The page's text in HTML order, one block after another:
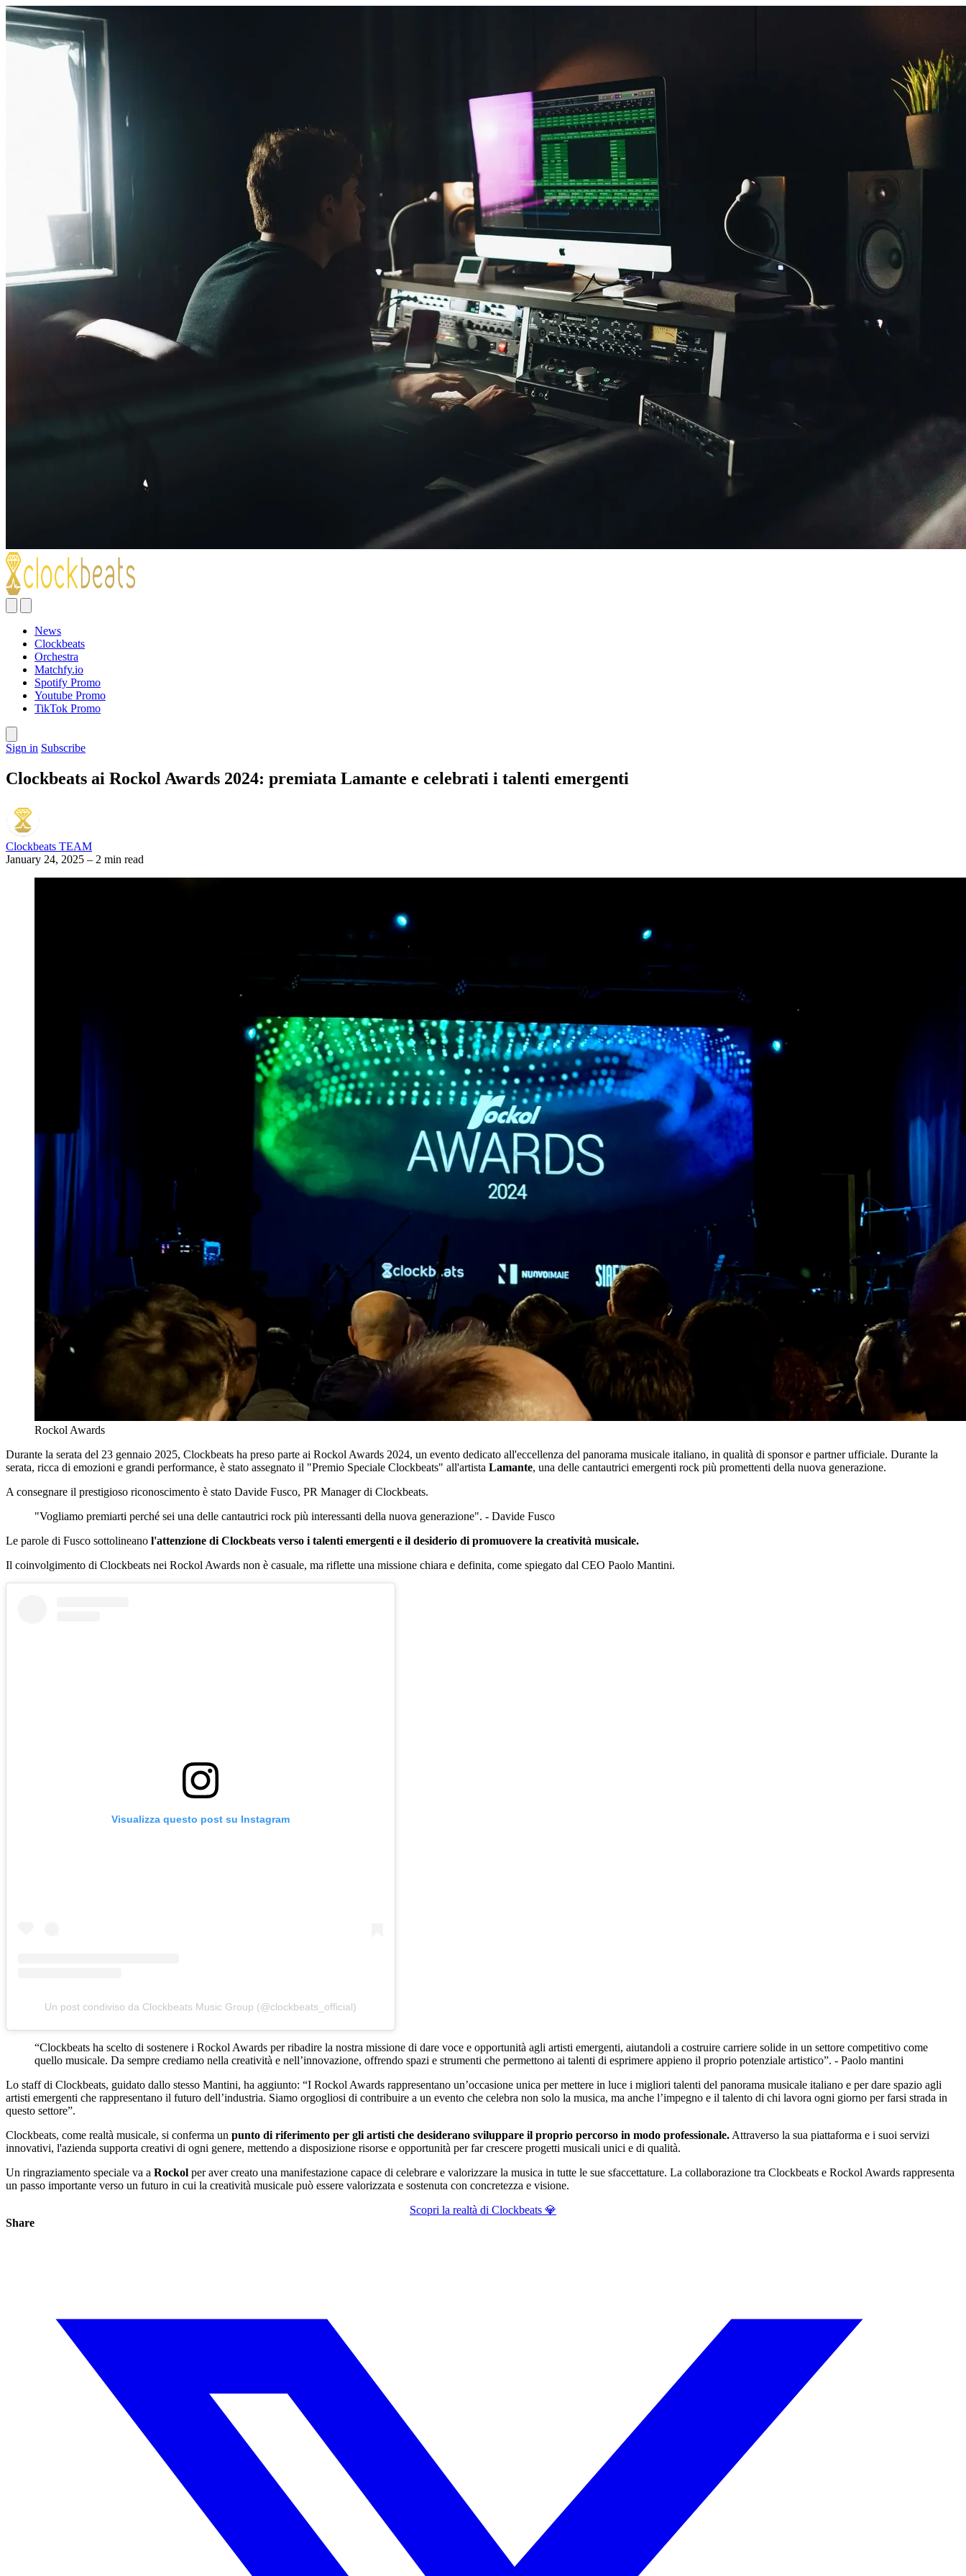
News
Clockbeats
Orchestra
Matchfy.io
Spotify Promo
Youtube Promo
TikTok Promo
Sign in Subscribe
Clockbeats ai Rockol Awards 2024: premiata Lamante e celebrati i talenti emergenti
Clockbeats TEAM
January 24, 2025 – 2 min read
Rockol Awards
Durante la serata del 23 gennaio 2025, Clockbeats ha preso parte ai Rockol Awards 2024, un evento dedicato all'eccellenza del panorama musicale italiano, in qualità di sponsor e partner ufficiale. Durante la
serata, ricca di emozioni e grandi performance, è stato assegnato il "Premio Speciale Clockbeats" all'artista Lamante, una delle cantautrici emergenti rock più promettenti della nuova generazione.
A consegnare il prestigioso riconoscimento è stato Davide Fusco, PR Manager di Clockbeats.
"Vogliamo premiarti perché sei una delle cantautrici rock più interessanti della nuova generazione". - Davide Fusco
Le parole di Fusco sottolineano l'attenzione di Clockbeats verso i talenti emergenti e il desiderio di promuovere la creatività musicale.
Il coinvolgimento di Clockbeats nei Rockol Awards non è casuale, ma riflette una missione chiara e definita, come spiegato dal CEO Paolo Mantini.
Visualizza questo post su Instagram
Un post condiviso da Clockbeats Music Group (@clockbeats_official)
“Clockbeats ha scelto di sostenere i Rockol Awards per ribadire la nostra missione di dare voce e opportunità agli artisti emergenti, aiutandoli a costruire carriere solide in un settore competitivo come
quello musicale. Da sempre crediamo nella creatività e nell’innovazione, offrendo spazi e strumenti che permettono ai talenti di esprimere appieno il proprio potenziale artistico”. - Paolo mantini
Lo staff di Clockbeats, guidato dallo stesso Mantini, ha aggiunto: “I Rockol Awards rappresentano un’occasione unica per mettere in luce i migliori talenti del panorama musicale italiano e per dare spazio agli
artisti emergenti che rappresentano il futuro dell’industria. Siamo orgogliosi di contribuire a un evento che celebra non solo la musica, ma anche l’impegno e il talento di chi lavora ogni giorno per farsi strada in
questo settore”.
Clockbeats, come realtà musicale, si conferma un punto di riferimento per gli artisti che desiderano sviluppare il proprio percorso in modo professionale. Attraverso la sua piattaforma e i suoi servizi
innovativi, l'azienda supporta creativi di ogni genere, mettendo a disposizione risorse e opportunità per far crescere progetti musicali unici e di qualità.
Un ringraziamento speciale va a Rockol per aver creato una manifestazione capace di celebrare e valorizzare la musica in tutte le sue sfaccettature. La collaborazione tra Clockbeats e Rockol Awards rappresenta
un passo importante verso un futuro in cui la creatività musicale può essere valorizzata e sostenuta con concretezza e visione.
Scopri la realtà di Clockbeats 💎
Share